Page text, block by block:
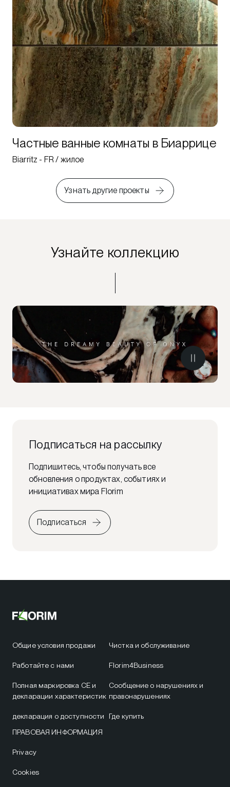
Частные ванные комнаты в Биаррице
Biarritz - FR / жилое
Узнать другие проекты
Узнайте коллекцию
Подписаться на рассылку
Подпишитесь, чтобы получать все
обновления о продуктах, событиях и
инициативах мира Florim
Подписаться
Общие условия продажи
Работайте с нами
Полная маркировка CE и
декларации характеристик
декларация о доступности
Чистка и обслуживание
Florim4Business
Сообщение о нарушениях и
правонарушениях
Где купить
ПРАВОВАЯ ИНФОРМАЦИЯ
Privacy
Cookies